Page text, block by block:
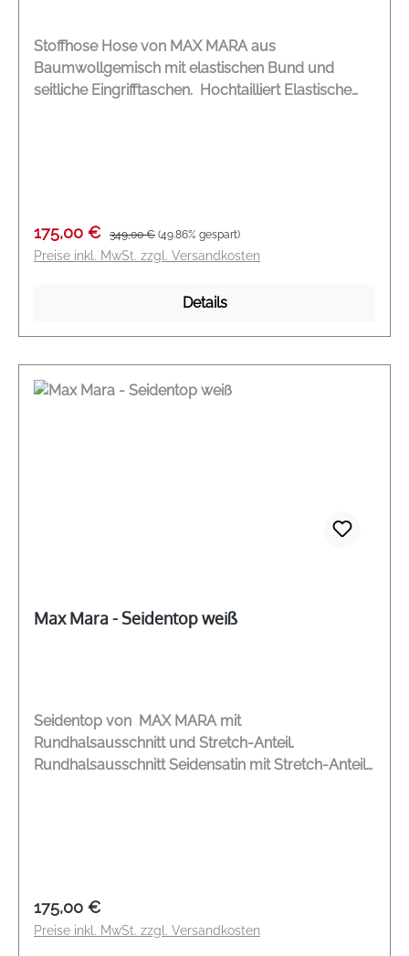
Stoffhose Hose von MAX MARA aus
Baumwollgemisch mit elastischen Bund und
seitliche Eingrifftaschen. Hochtailliert Elastische
Verkaufspreis:
175,00 € Regulärer Preis:
349,00 € (49.86% gespart)
Preise inkl. MwSt. zzgl. Versandkosten
Details
Max Mara - Seidentop weiß
Seidentop von MAX MARA mit
Rundhalsausschnitt und Stretch-Anteil.
Rundhalsausschnitt Seidensatin mit Stretch-Anteil
Regulärer Preis:
175,00 €
Preise inkl. MwSt. zzgl. Versandkosten